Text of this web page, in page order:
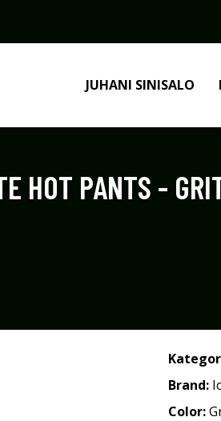
JUHANI SINISALO
HOT PANTS -
Brand:
Color: